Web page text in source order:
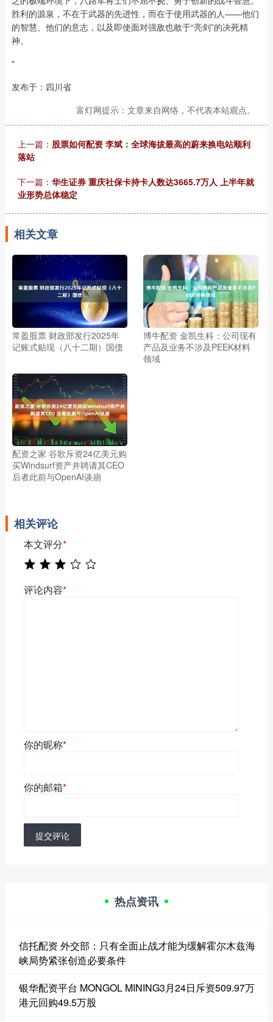
胜利的源泉，不在于武器的先进性，而在于使用武器的人——他们
的智慧、他们的意志，以及即使面对强敌也敢于“亮剑”的决死精
神。
"
发布于：四川省
富灯网提示：文章来自网络，不代表本站观点。
上一篇： 股票如何配资 李斌：全球海拔最高的蔚来换电站顺利
落站
下一篇： 华生证券 重庆社保卡持卡人数达3665.7万人 上半年就
业形势总体稳定
相关文章
常盈股票 财政部发行2025年
记账式贴现（八十二期）国债
博牛配资 金凯生科：公司现有
产品及业务不涉及PEEK材料
领域
配资之家 谷歌斥资24亿美元购
买Windsurf资产并聘请其CEO
后者此前与OpenAI谈崩
相关评论
本文评分*
评论内容*
你的昵称*
你的邮箱*
提交评论
热点资讯
信托配资 外交部：只有全面止战才能为缓解霍尔木兹海
峡局势紧张创造必要条件
银华配资平台 MONGOL MINING3月24日斥资509.97万
港元回购49.5万股